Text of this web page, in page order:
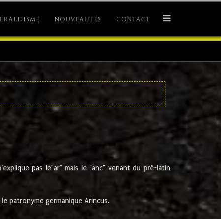
NOUVEAUTÉS CONTACT
pas le"ar" mais le "anc" venant du pré-latin
le patronyme germanique Arincus.